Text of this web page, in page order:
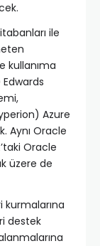
ile
kullanıma
Azure
Aynı Oracle
Oracle
üzere de
kurmalarına
destek